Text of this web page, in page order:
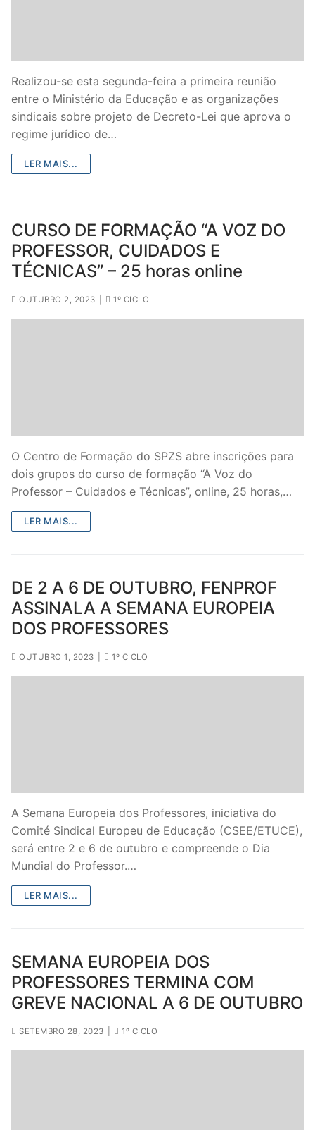
Realizou-se esta segunda-feira a primeira reunião
entre o Ministério da Educação e as organizações
sindicais sobre projeto de Decreto-Lei que aprova o
regime jurídico de…
LER MAIS...
CURSO DE FORMAÇÃO “A VOZ DO
PROFESSOR, CUIDADOS E
TÉCNICAS” – 25 horas online
OUTUBRO 2, 2023 1º CICLO
O Centro de Formação do SPZS abre inscrições para
dois grupos do curso de formação “A Voz do
Professor – Cuidados e Técnicas”, online, 25 horas,…
LER MAIS...
DE 2 A 6 DE OUTUBRO, FENPROF
ASSINALA A SEMANA EUROPEIA
DOS PROFESSORES
OUTUBRO 1, 2023 1º CICLO
A Semana Europeia dos Professores, iniciativa do
Comité Sindical Europeu de Educação (CSEE/ETUCE),
será entre 2 e 6 de outubro e compreende o Dia
Mundial do Professor.…
LER MAIS...
SEMANA EUROPEIA DOS
PROFESSORES TERMINA COM
GREVE NACIONAL A 6 DE OUTUBRO
SETEMBRO 28, 2023 1º CICLO